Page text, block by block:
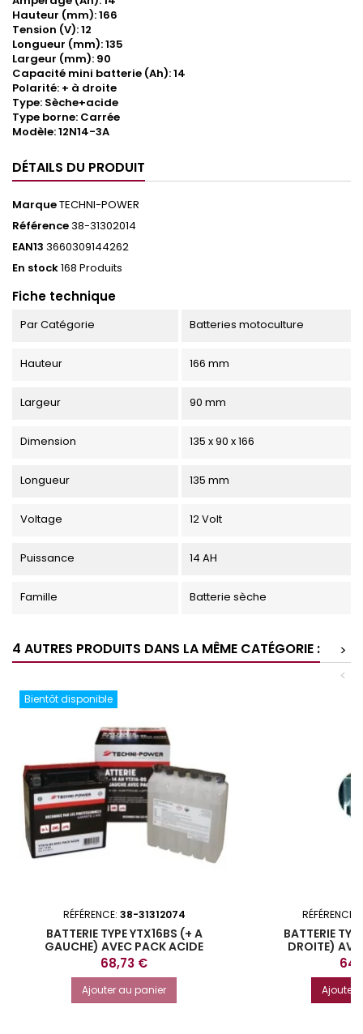
Hauteur (mm): 166
Tension (V): 12
Longueur (mm): 135
Largeur (mm): 90
Capacité mini batterie (Ah): 14
Polarité: + à droite
Type: Sèche+acide
Type borne: Carrée
Modèle: 12N14-3A
DÉTAILS DU PRODUIT
MarqueTECHNI-POWER
Référence38-31302014
EAN13 3660309144262
En stock168 Produits
Fiche technique
Par Catégorie Batteries motoculture
Hauteur 166 mm
Largeur 90 mm
Dimension 135 x 90 x 166
Longueur 135 mm
Voltage 12 Volt
Puissance 14 AH
Famille Batterie sèche
4 AUTRES PRODUITS DANS LA MÊME CATÉGORIE :
>
<
Bientôt disponible
RÉFÉRENCE: 38-31312074
BATTERIE TYPE YTX16BS (+ A
GAUCHE) AVEC PACK ACIDE
Prix
68,73 €
Ajouter au panier
RÉFÉRENCE:
BATTERIE
DROITE)
Prix
Ajouter